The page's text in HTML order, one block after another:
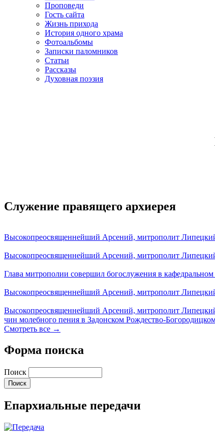
Проповеди
Гость сайта
Жизнь прихода
История одного храма
Фотоальбомы
Записки паломников
Статьи
Рассказы
Духовная поэзия
Служение правящего архиерея
Высокопреосвященнейший Арсений, митрополит Липецкий
Высокопреосвященнейший Арсений, митрополит
Глава митрополии совершил богослужения в
Высокопреосвященнейший Арсений, митрополит Липецкий
Высокопреосвященнейший Арсений, митрополит
чин молебного пения в Задонском Рождество-
Смотреть все →
Форма поиска
Поиск
Епархиальные передачи